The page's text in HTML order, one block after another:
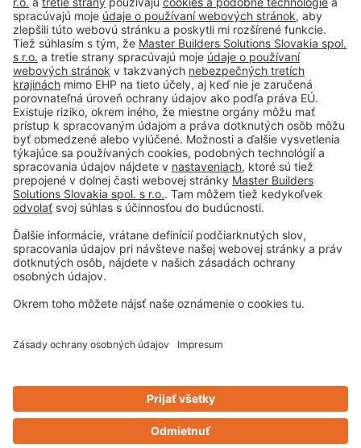
#PCI
Tiráž
Podmienky používania
Obchodné podmienky spoločnosti
Paletové hospodárstvo
Ochrana osobných údajov
Privacy-Portal
Design & Code ❤zwetschke